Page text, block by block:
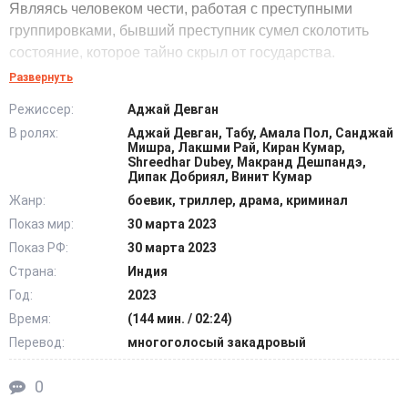
Являясь человеком чести, работая с преступными
группировками, бывший преступник сумел сколотить
состояние, которое тайно скрыл от государства.
супругой и ребенком, освободившийся заключенный,
никак не ожидал столкнуться с давним врагом,
решившим покончить с его родными.
Не имея возможности совершать ошибки, когда на кону
стоит жизнь его собственного ребенка, Бхола пришел в
настоящую ярость, вступив в противостояние со всеми
противниками, заведя конфликт не только с бандитами,
но и с полицией штата. @Filmix.fan
Развернуть
Режиссер:
Аджай Девган
В ролях:
Аджай Девган, Табу, Амала Пол, Санджай
Мишра, Лакшми Рай, Киран Кумар,
Shreedhar Dubey, Макранд Дешпандэ,
Дипак Добриял, Винит Кумар
Жанр:
боевик, триллер, драма, криминал
Показ мир:
30 марта 2023
Показ РФ:
30 марта 2023
Страна:
Индия
Год:
2023
Время:
(144 мин. / 02:24)
Перевод:
многоголосый закадровый
0